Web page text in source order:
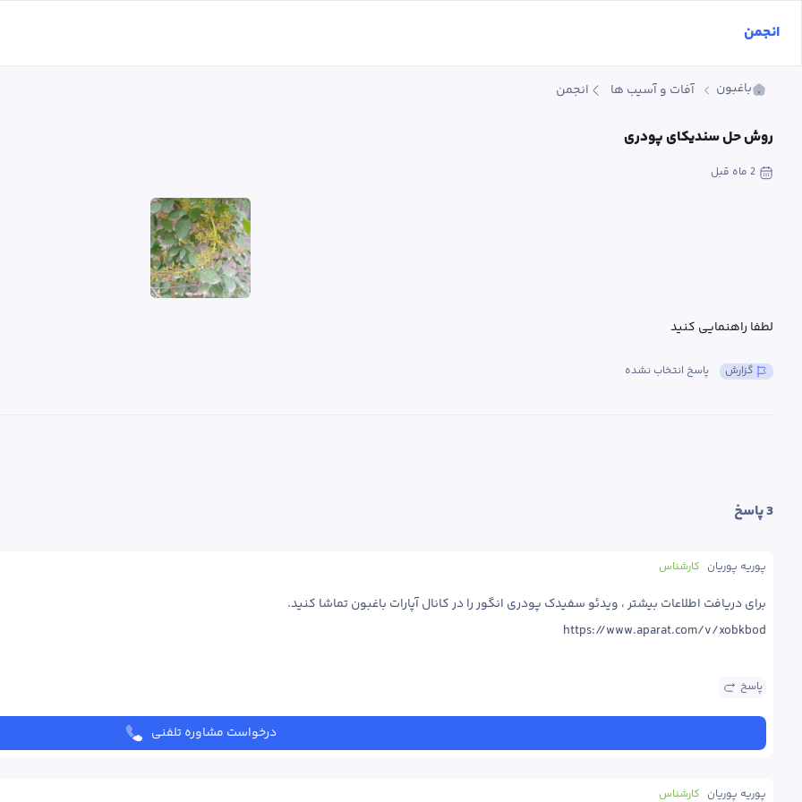
باغبون آفات و آسیب ها انجمن
روش حل سندیکای پودری
2 ماه قبل
لطفا راهنمایی کنید
پاسخ انتخاب نشده گزارش
3 پاسخ
کارشناس پوریه پوریان
https://www.aparat.com/v/xobkbod
پاسخ
درخواست مشاوره تلفنی
کارشناس پوریه پوریان
انجمن